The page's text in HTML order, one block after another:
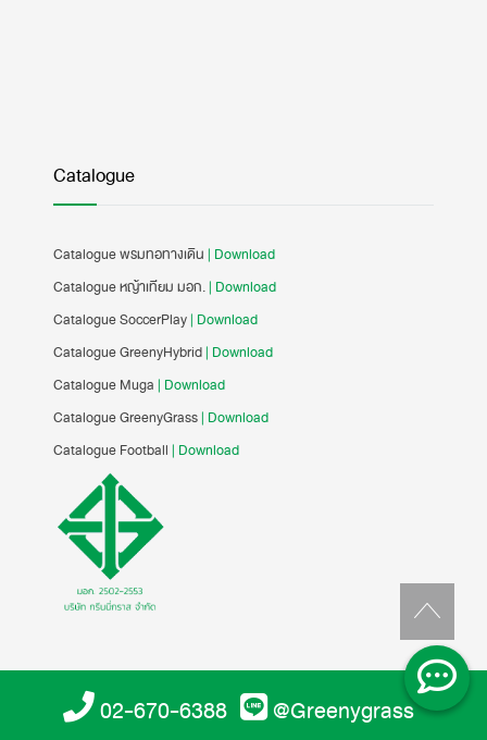
02-670-6388 @Greenygrass
Catalogue
Catalogue พรมทอทางเดิน | Download
Catalogue หญ้าเทียม มอก.| Download
Catalogue SoccerPlay| Download
Catalogue GreenyHybrid| Download
Catalogue Muga | Download
Catalogue GreenyGrass| Download
Catalogue Football | Download